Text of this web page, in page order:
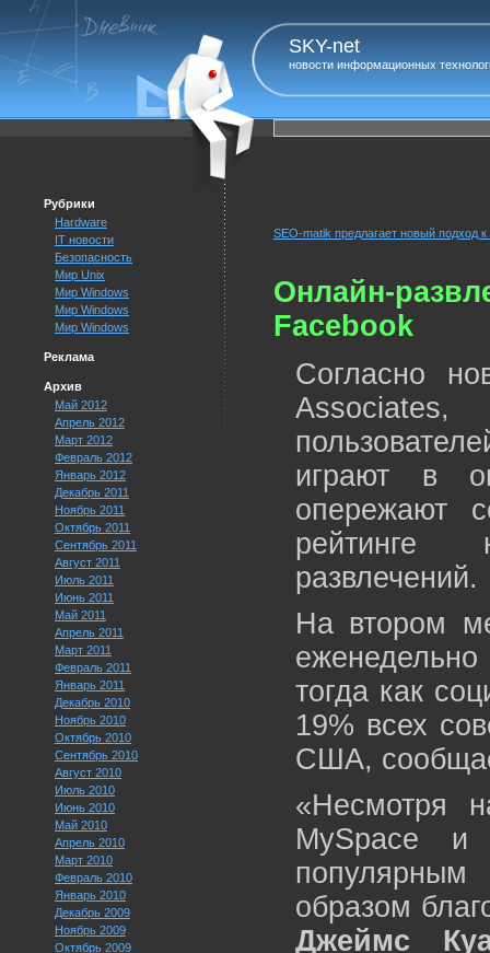
SKY-net
новости информационных
Рубрики
Hardware
IT новости
Безопасность
Мир Unix
Мир Windows
Мир Windows
Мир Windows
Реклама
Архив
Май 2012
Апрель 2012
Март 2012
Февраль 2012
Январь 2012
Декабрь 2011
Ноябрь 2011
Октябрь 2011
Сентябрь 2011
Август 2011
Июль 2011
Июнь 2011
Май 2011
Апрель 2011
Март 2011
Февраль 2011
Январь 2011
Декабрь 2010
Ноябрь 2010
Октябрь 2010
Сентябрь 2010
Август 2010
Июль 2010
Июнь 2010
Май 2010
Апрель 2010
Март 2010
Февраль 2010
Январь 2010
Декабрь 2009
Ноябрь 2009
Октябрь 2009
SEO-matik предлагает новый подход
Онлайн-
Facebook
Согласно
играют в
опережают
рейтинге
развлечений.
На втором
тогда как
19% всех
США,
«Несмотря
MySpace и
образом
Джеймс